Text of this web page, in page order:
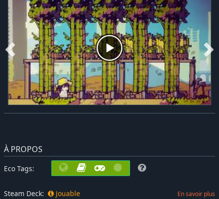
À PROPOS
Eco Tags:
Steam Deck: Jouable En savoir plus